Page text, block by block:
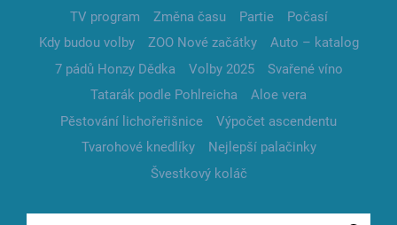
TV program
Změna času Partie
Počasí
Kdy budou volby
ZOO Nové začátky
Auto – katalog
7 pádů Honzy Dědka
Volby 2025
Svařené víno
Tatarák podle Pohlreicha
Aloe vera
Pěstování lichořeřišnice
Výpočet ascendentu
Tvarohové knedlíky
Nejlepší palačinky
Švestkový koláč